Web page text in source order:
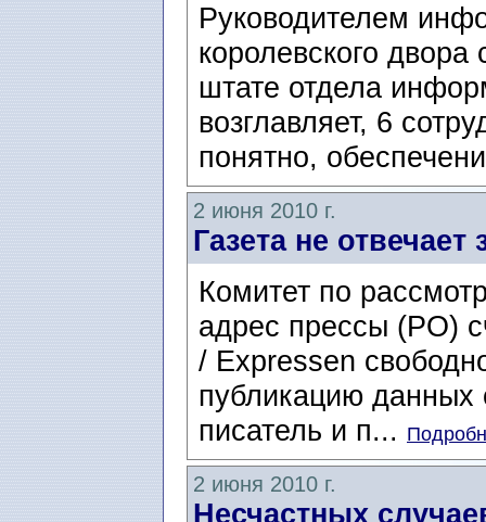
Руководителем
королевского
штате отдела
возглавляет, 6
понятно,
2 июня 2010 г.
Газета не
Комитет по
адрес прессы (PO)
/ Expressen
публикацию данных
писатель и п...
2 июня 2010 г.
Несчастных